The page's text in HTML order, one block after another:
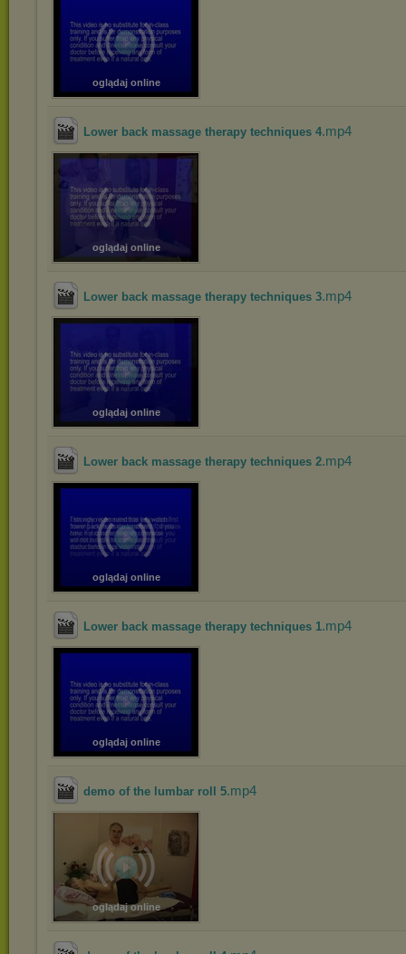
oglądaj online
Lower back massage therapy techniques 4.mp4
oglądaj online
Lower back massage therapy techniques 3.mp4
oglądaj online
Lower back massage therapy techniques 2.mp4
oglądaj online
Lower back massage therapy techniques 1.mp4
oglądaj online
demo of the lumbar roll 5.mp4
oglądaj online